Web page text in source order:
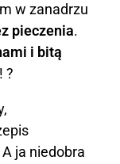
w zanadrzu
pieczenia.
i bitą
?
ja niedobra